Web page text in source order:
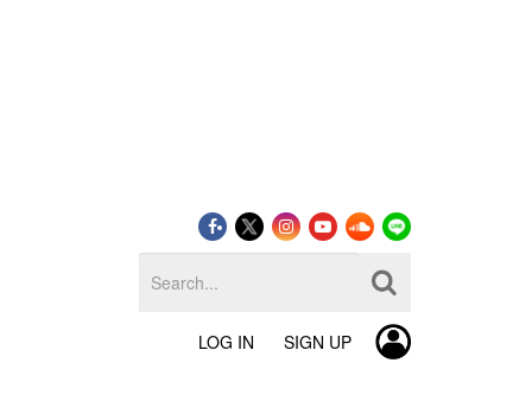
LOG IN SIGN UP